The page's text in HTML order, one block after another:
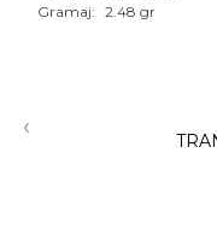
18K
Gramaj: 2.48 gr
‹